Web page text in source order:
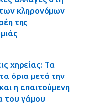
κληρονόμων
της
χηρείας: Τα
όρια μετά την
η απαιτούμενη
του γάμου